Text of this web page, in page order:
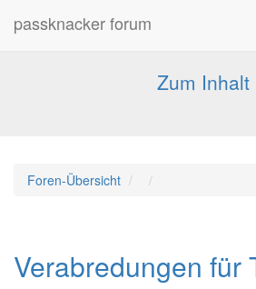
passknacker forum
Forum für alle Pässe-
Zum Inhalt
Foren-Übersicht
Verabredungen für